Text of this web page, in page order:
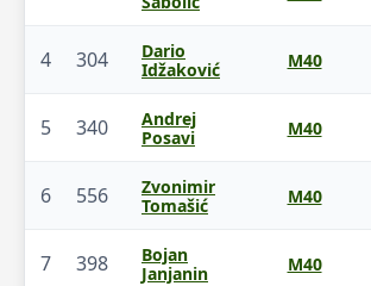
4 304
Dario
Idžaković
M40
5 340
Andrej
Posavi
M40
6 556
Zvonimir
Tomašić
M40
7 398
Bojan
Janjanin
M40